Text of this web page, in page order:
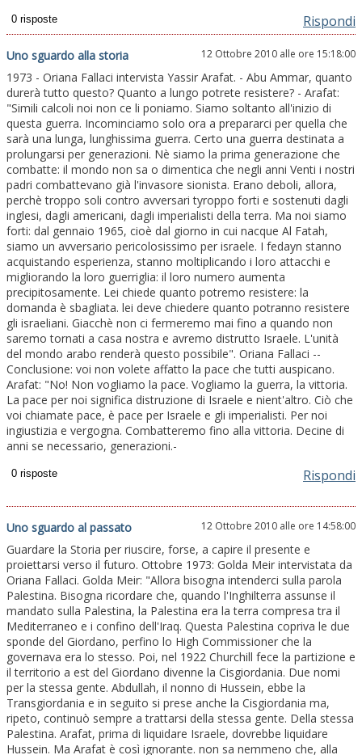
Rispondi
Uno sguardo alla storia 12 Ottobre 2010 alle ore 15:18:00
1973 - Oriana Fallaci intervista Yassir Arafat. - Abu Ammar, quanto
durerà tutto questo? Quanto a lungo potrete resistere? - Arafat:
"Simili calcoli noi non ce li poniamo. Siamo soltanto all'inizio di
questa guerra. Incominciamo solo ora a prepararci per quella che
sarà una lunga, lunghissima guerra. Certo una guerra destinata a
prolungarsi per generazioni. Nè siamo la prima generazione che
combatte: il mondo non sa o dimentica che negli anni Venti i nostri
padri combattevano già l'invasore sionista. Erano deboli, allora,
perchè troppo soli contro avversari tyroppo forti e sostenuti dagli
inglesi, dagli americani, dagli imperialisti della terra. Ma noi siamo
forti: dal gennaio 1965, cioè dal giorno in cui nacque Al Fatah,
siamo un avversario pericolosissimo per israele. I fedayn stanno
acquistando esperienza, stanno moltiplicando i loro attacchi e
migliorando la loro guerriglia: il loro numero aumenta
precipitosamente. Lei chiede quanto potremo resistere: la
domanda è sbagliata. lei deve chiedere quanto potranno resistere
gli israeliani. Giacchè non ci fermeremo mai fino a quando non
saremo tornati a casa nostra e avremo distrutto Israele. L'unità
del mondo arabo renderà questo possibile". Oriana Fallaci --
Conclusione: voi non volete affatto la pace che tutti auspicano.
Arafat: "No! Non vogliamo la pace. Vogliamo la guerra, la vittoria.
La pace per noi significa distruzione di Israele e nient'altro. Ciò che
voi chiamate pace, è pace per Israele e gli imperialisti. Per noi
ingiustizia e vergogna. Combatteremo fino alla vittoria. Decine di
anni se necessario, generazioni.-
Rispondi
Uno sguardo al passato 12 Ottobre 2010 alle ore 14:58:00
Guardare la Storia per riuscire, forse, a capire il presente e
proiettarsi verso il futuro. Ottobre 1973: Golda Meir intervistata da
Oriana Fallaci. Golda Meir: "Allora bisogna intenderci sulla parola
Palestina. Bisogna ricordare che, quando l'Inghilterra assunse il
mandato sulla Palestina, la Palestina era la terra compresa tra il
Mediterraneo e i confino dell'Iraq. Questa Palestina copriva le due
sponde del Giordano, perfino lo High Commissioner che la
governava era lo stesso. Poi, nel 1922 Churchill fece la partizione e
il territorio a est del Giordano divenne la Cisgiordania. Due nomi
per la stessa gente. Abdullah, il nonno di Hussein, ebbe la
Transgiordania e in seguito si prese anche la Cisgiordania ma,
ripeto, continuò sempre a trattarsi della stessa gente. Della stessa
Palestina. Arafat, prima di liquidare Israele, dovrebbe liquidare
Hussein. Ma Arafat è così ignorante. non sa nemmeno che, alla